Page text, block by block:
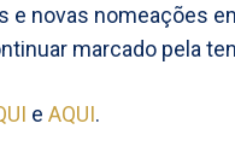
e novas nomeações
marcado pela
e AQUI.